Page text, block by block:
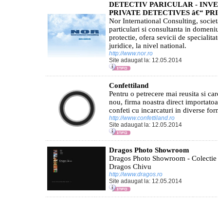
DETECTIV PARICULAR -
PRIVATE DETECTIVES â€“
Nor International Consulting,
particulari si consultanta in
protectie, ofera sevicii de
juridice, la nivel national.
http://www.nor.ro
Site adaugat la: 12.05.2014
Confettiland
Pentru o petrecere mai reusita si
nou, firma noastra direct
confeti cu incarcaturi in diverse
http://www.confettiland.ro
Site adaugat la: 12.05.2014
Dragos Photo Showroom
Dragos Photo Showroom -
Dragos Chivu
http://www.dragos.ro
Site adaugat la: 12.05.2014